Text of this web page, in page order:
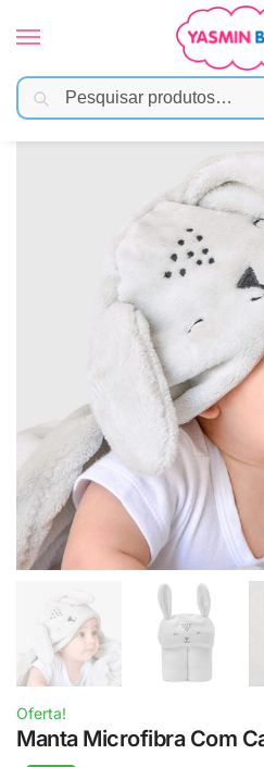
Início Enxoval / Mantas e Cobertores
Oferta!
Manta Microfibra Com